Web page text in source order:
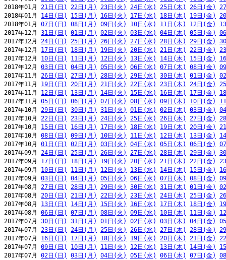
2018年01月 21日(日) 22日(月) 23日(火) 24日(水) 25日(木) 26日(金)
2018年01月 14日(日) 15日(月) 16日(火) 17日(水) 18日(木) 19日(金)
2018年01月 07日(日) 08日(月) 09日(火) 10日(水) 11日(木) 12日(金)
2017年12月 31日(日) 01日(月) 02日(火) 03日(水) 04日(木) 05日(金)
2017年12月 24日(日) 25日(月) 26日(火) 27日(水) 28日(木) 29日(金)
2017年12月 17日(日) 18日(月) 19日(火) 20日(水) 21日(木) 22日(金)
2017年12月 10日(日) 11日(月) 12日(火) 13日(水) 14日(木) 15日(金)
2017年12月 03日(日) 04日(月) 05日(火) 06日(水) 07日(木) 08日(金)
2017年11月 26日(日) 27日(月) 28日(火) 29日(水) 30日(木) 01日(金)
2017年11月 19日(日) 20日(月) 21日(火) 22日(水) 23日(木) 24日(金)
2017年11月 12日(日) 13日(月) 14日(火) 15日(水) 16日(木) 17日(金)
2017年11月 05日(日) 06日(月) 07日(火) 08日(水) 09日(木) 10日(金)
2017年10月 29日(日) 30日(月) 31日(火) 01日(水) 02日(木) 03日(金)
2017年10月 22日(日) 23日(月) 24日(火) 25日(水) 26日(木) 27日(金)
2017年10月 15日(日) 16日(月) 17日(火) 18日(水) 19日(木) 20日(金)
2017年10月 08日(日) 09日(月) 10日(火) 11日(水) 12日(木) 13日(金)
2017年10月 01日(日) 02日(月) 03日(火) 04日(水) 05日(木) 06日(金)
2017年09月 24日(日) 25日(月) 26日(火) 27日(水) 28日(木) 29日(金)
2017年09月 17日(日) 18日(月) 19日(火) 20日(水) 21日(木) 22日(金)
2017年09月 10日(日) 11日(月) 12日(火) 13日(水) 14日(木) 15日(金)
2017年09月 03日(日) 04日(月) 05日(火) 06日(水) 07日(木) 08日(金)
2017年08月 27日(日) 28日(月) 29日(火) 30日(水) 31日(木) 01日(金)
2017年08月 20日(日) 21日(月) 22日(火) 23日(水) 24日(木) 25日(金)
2017年08月 13日(日) 14日(月) 15日(火) 16日(水) 17日(木) 18日(金)
2017年08月 06日(日) 07日(月) 08日(火) 09日(水) 10日(木) 11日(金)
2017年07月 30日(日) 31日(月) 01日(火) 02日(水) 03日(木) 04日(金)
2017年07月 23日(日) 24日(月) 25日(火) 26日(水) 27日(木) 28日(金)
2017年07月 16日(日) 17日(月) 18日(火) 19日(水) 20日(木) 21日(金)
2017年07月 09日(日) 10日(月) 11日(火) 12日(水) 13日(木) 14日(金)
2017年07月 02日(日) 03日(月) 04日(火) 05日(水) 06日(木) 07日(金)